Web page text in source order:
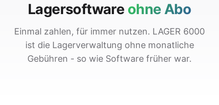
Lagersoftware ohne Abo
Einmal zahlen, für immer nutzen. LAGER 6000
ist die Lagerverwaltung ohne monatliche
Gebühren - so wie Software früher war.